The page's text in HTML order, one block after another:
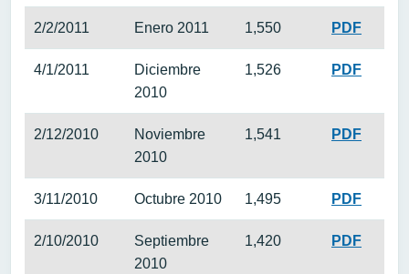
2/2/2011 Enero 2011 1,550 PDF
4/1/2011
Diciembre
2010
1,526 PDF
2/12/2010
Noviembre
2010
1,541 PDF
3/11/2010 Octubre 2010 1,495 PDF
2/10/2010
Septiembre
2010
1,420 PDF